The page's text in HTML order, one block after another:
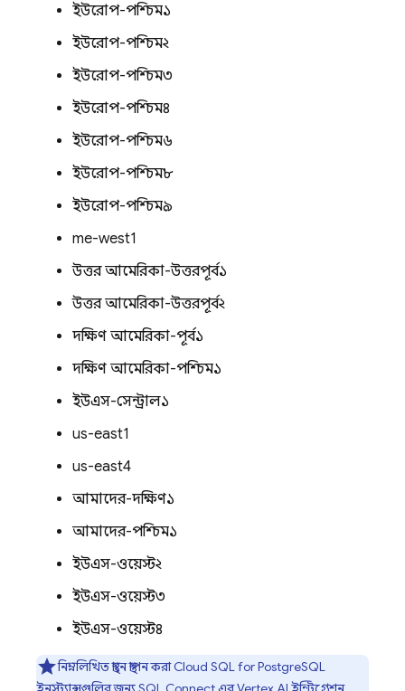
ইউরোপ-পশ্চিম১
ইউরোপ-পশ্চিম২
ইউরোপ-পশ্চিম৩
ইউরোপ-পশ্চিম৪
ইউরোপ-পশ্চিম৬
ইউরোপ-পশ্চিম৮
ইউরোপ-পশ্চিম৯
me-west1
উত্তর আমেরিকা-উত্তরপূর্ব১
উত্তর আমেরিকা-উত্তরপূর্ব২
দক্ষিণ আমেরিকা-পূর্ব১
দক্ষিণ আমেরিকা-পশ্চিম১
ইউএস-সেন্ট্রাল১
us-east1
us-east4
আমাদের-দক্ষিণ১
আমাদের-পশ্চিম১
ইউএস-ওয়েস্ট২
ইউএস-ওয়েস্ট৩
ইউএস-ওয়েস্ট৪
নিম্নলিখিত স্থানে স্থাপন করাCloud SQLfor PostgreSQL